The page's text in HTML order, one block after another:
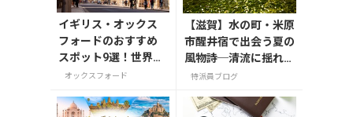
イギリス・オックス
フォードのおすすめ
スポット9選！世界の
英知が集う学問の町
オックスフォード
【滋賀】水の町・米原
市醒井宿で出会う夏の
風物詩─清流に揺れる
梅花藻（8/24までラ
特派員ブログ